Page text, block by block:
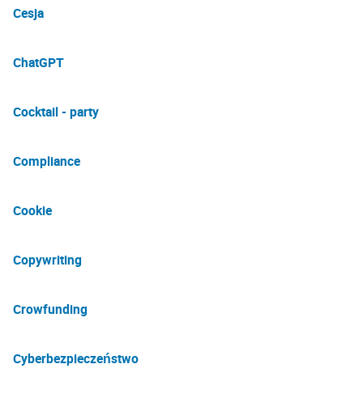
Cesja
ChatGPT
Cocktail - party
Compliance
Cookie
Copywriting
Crowfunding
Cyberbezpieczeństwo